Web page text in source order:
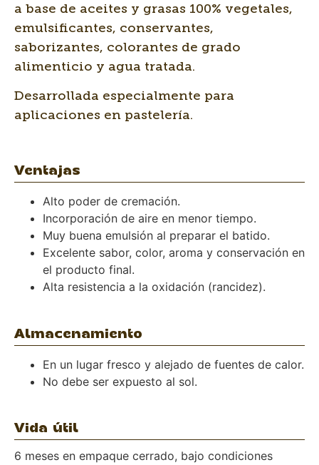
a base de aceites y grasas 100% vegetales,
emulsificantes, conservantes,
saborizantes, colorantes de grado
alimenticio y agua tratada.
Desarrollada especialmente para
aplicaciones en pastelería.
Ventajas
Alto poder de cremación.
Incorporación de aire en menor tiempo.
Muy buena emulsión al preparar el batido.
Excelente sabor, color, aroma y conservación en
el producto final.
Alta resistencia a la oxidación (rancidez).
Almacenamiento
En un lugar fresco y alejado de fuentes de calor.
No debe ser expuesto al sol.
Vida útil
6 meses en empaque cerrado, bajo condiciones